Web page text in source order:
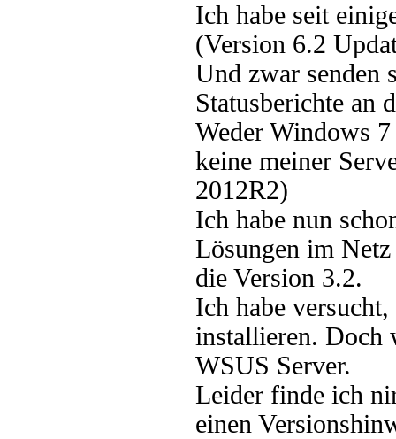
Ich habe seit
(Version 6.2
Und zwar senden
Statusberichte an
Weder Windows
keine meiner
2012R2)
Ich habe nun
Lösungen im
die Version 3.2.
Ich habe versucht,
installieren. Doch
WSUS Server.
Leider finde ich
einen